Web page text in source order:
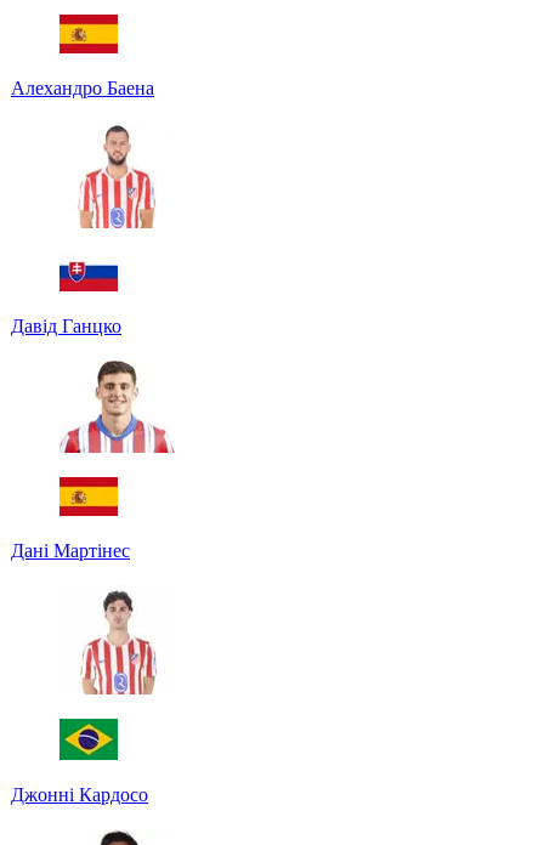
Алехандро Баена
Давід Ганцко
Дані Мартінес
Джонні Кардосо